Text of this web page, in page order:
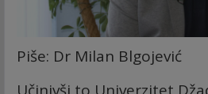
Piše: Dr Milan Blgojević